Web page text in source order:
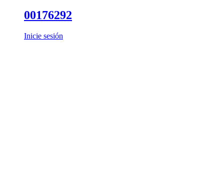
00176292
Inicie sesión